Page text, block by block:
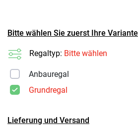
Bitte wählen Sie zuerst Ihre Variante
Regaltyp: Bitte wählen
Anbauregal
Grundregal
Lieferung und Versand